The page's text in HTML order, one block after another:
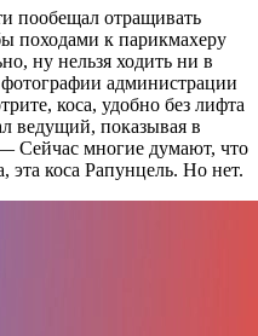
пообещал отращивать
походами к парикмахеру
ну нельзя ходить ни в
администрации
коса, удобно без лифта
ведущий, показывая в
Сейчас многие думают, что
эта коса Рапунцель. Но нет.